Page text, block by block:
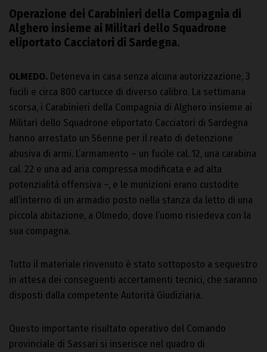
Operazione dei Carabinieri della Compagnia di
Alghero insieme ai Militari dello Squadrone
eliportato Cacciatori di Sardegna.
OLMEDO. Deteneva in casa senza alcuna autorizzazione, 3
fucili e circa 800 cartucce di diverso calibro. La settimana
scorsa, i Carabinieri della Compagnia di Alghero insieme ai
Militari dello Squadrone eliportato Cacciatori di Sardegna
hanno arrestato un 56enne per il reato di detenzione
abusiva di armi. L’armamento – un fucile cal. 12, una carabina
cal. 22 e una ad aria compressa modificata e ad alta
potenzialità offensiva –, e le munizioni erano custodite
all’interno di un armadio posto nella stanza da letto di una
piccola abitazione, a Olmedo, dove l’uomo risiedeva con la
sua compagna.
Tutto il materiale rinvenuto è stato sottoposto a sequestro
in attesa dei conseguenti accertamenti tecnici, che saranno
disposti dalla competente Autorità Giudiziaria.
Questo importante risultato operativo del Comando
provinciale di Sassari si inserisce nel quadro di